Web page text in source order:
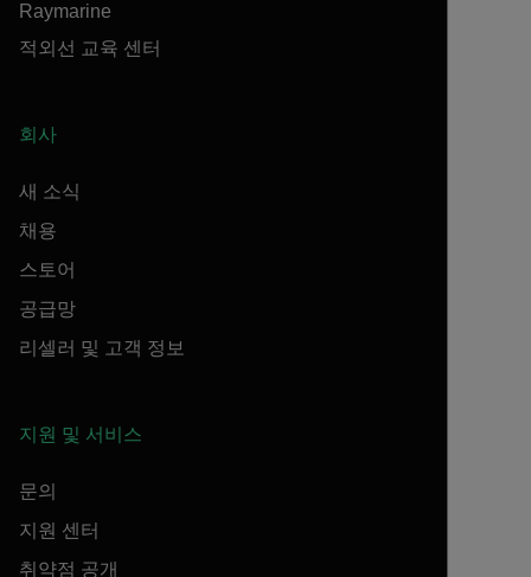
Raymarine
적외선 교육 센터
회사
새 소식
채용
스토어
공급망
리셀러 및 고객 정보
지원 및 서비스
문의
지원 센터
취약점 공개